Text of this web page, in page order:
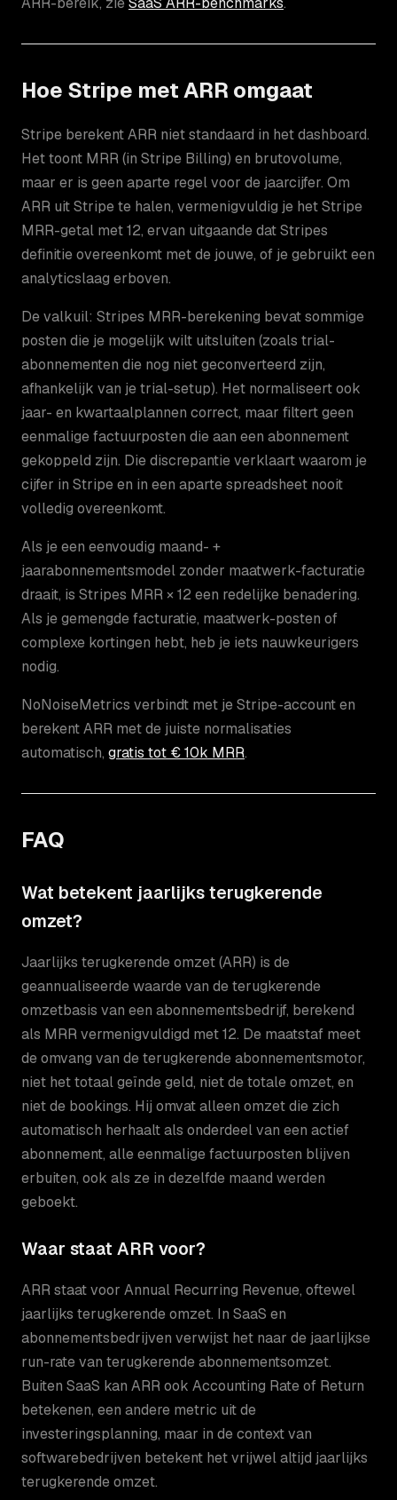
Hoe Stripe met ARR omgaat
Stripe berekent ARR niet standaard in het dashboard.
Het toont MRR (in Stripe Billing) en brutovolume,
maar er is geen aparte regel voor de jaarcijfer. Om
ARR uit Stripe te halen, vermenigvuldig je het Stripe
MRR-getal met 12, ervan uitgaande dat Stripes
definitie overeenkomt met de jouwe, of je gebruikt een
analyticslaag erboven.
De valkuil: Stripes MRR-berekening bevat sommige
posten die je mogelijk wilt uitsluiten (zoals trial-
abonnementen die nog niet geconverteerd zijn,
afhankelijk van je trial-setup). Het normaliseert ook
jaar- en kwartaalplannen correct, maar filtert geen
eenmalige factuurposten die aan een abonnement
gekoppeld zijn. Die discrepantie verklaart waarom je
cijfer in Stripe en in een aparte spreadsheet nooit
volledig overeenkomt.
Als je een eenvoudig maand- +
jaarabonnementsmodel zonder maatwerk-facturatie
draait, is Stripes MRR × 12 een redelijke benadering.
Als je gemengde facturatie, maatwerk-posten of
complexe kortingen hebt, heb je iets nauwkeurigers
nodig.
NoNoiseMetrics verbindt met je Stripe-account en
berekent ARR met de juiste normalisaties
automatisch, gratis tot € 10k MRR.
FAQ
Wat betekent jaarlijks terugkerende
omzet?
Jaarlijks terugkerende omzet (ARR) is de
geannualiseerde waarde van de terugkerende
omzetbasis van een abonnementsbedrijf, berekend
als MRR vermenigvuldigd met 12. De maatstaf meet
de omvang van de terugkerende abonnementsmotor,
niet het totaal geïnde geld, niet de totale omzet, en
niet de bookings. Hij omvat alleen omzet die zich
automatisch herhaalt als onderdeel van een actief
abonnement, alle eenmalige factuurposten blijven
erbuiten, ook als ze in dezelfde maand werden
geboekt.
Waar staat ARR voor?
ARR staat voor Annual Recurring Revenue, oftewel
jaarlijks terugkerende omzet. In SaaS en
abonnementsbedrijven verwijst het naar de jaarlijkse
run-rate van terugkerende abonnementsomzet.
Buiten SaaS kan ARR ook Accounting Rate of Return
betekenen, een andere metric uit de
investeringsplanning, maar in de context van
softwarebedrijven betekent het vrijwel altijd jaarlijks
terugkerende omzet.